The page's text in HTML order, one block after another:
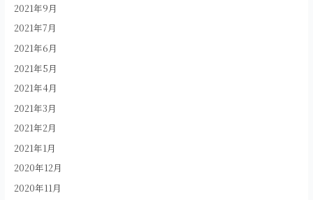
2021年9月
2021年7月
2021年6月
2021年5月
2021年4月
2021年3月
2021年2月
2021年1月
2020年12月
2020年11月